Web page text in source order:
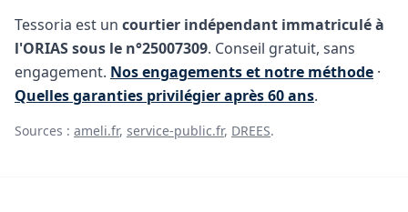
Tessoria est un courtier indépendant immatriculé à
l'ORIAS sous le n°25007309. Conseil gratuit, sans
engagement. Nos engagements et notre méthode ·
Quelles garanties privilégier après 60 ans.
Sources : ameli.fr, service-public.fr, DREES.